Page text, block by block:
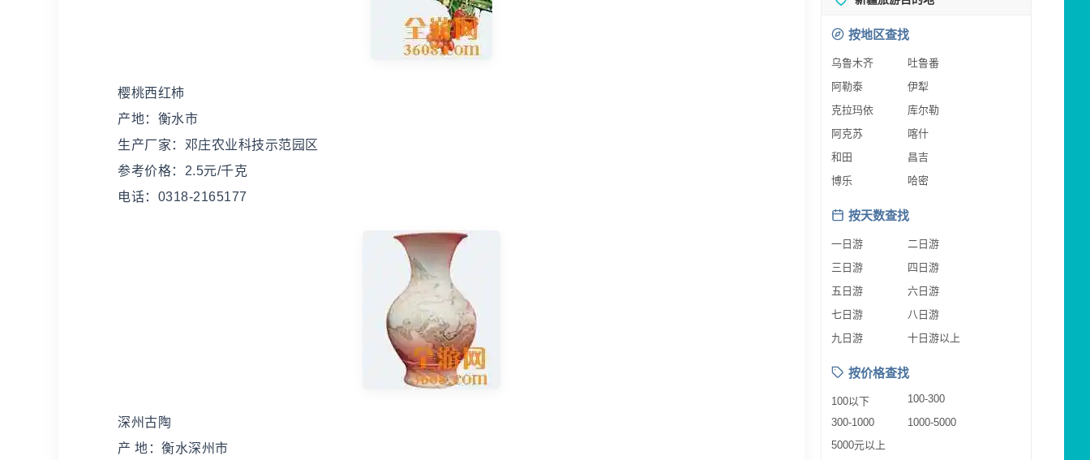
樱桃西红柿
产地：衡水市
生产厂家：邓庄农业科技示范园区
参考价格：2.5元/千克
电话：0318-2165177
深州古陶
产 地：衡水深州市
按地区查找
乌鲁木齐
吐鲁番
阿勒泰
伊犁
克拉玛依
库尔勒
阿克苏
喀什
和田
昌吉
博乐
哈密
按天数查找
一日游
二日游
三日游
四日游
五日游
六日游
七日游
八日游
九日游
十日游以上
按价格查找
100以下
100-300
300-1000
1000-5000
5000元以上